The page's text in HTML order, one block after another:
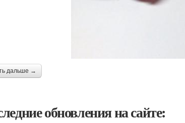
дальше →
обновления на сайте: